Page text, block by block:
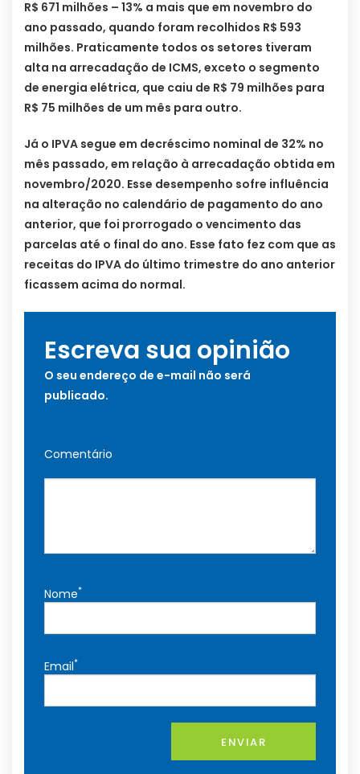
R$ 671 milhões – 13% a mais que em novembro do
ano passado, quando foram recolhidos R$ 593
milhões. Praticamente todos os setores tiveram
alta na arrecadação de ICMS, exceto o segmento
de energia elétrica, que caiu de R$ 79 milhões para
R$ 75 milhões de um mês para outro.
Já o IPVA segue em decréscimo nominal de 32% no
mês passado, em relação à arrecadação obtida em
novembro/2020. Esse desempenho sofre influência
na alteração no calendário de pagamento do ano
anterior, que foi prorrogado o vencimento das
parcelas até o final do ano. Esse fato fez com que as
receitas do IPVA do último trimestre do ano anterior
ficassem acima do normal.
Escreva sua opinião
O seu endereço de e-mail não será
publicado.
Comentário
Nome*
Email*
ENVIAR